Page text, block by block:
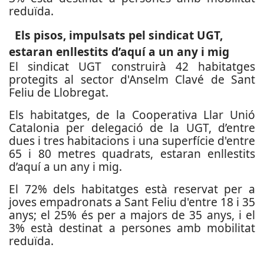
reduïda.
Els pisos, impulsats pel sindicat UGT,
estaran enllestits d’aquí a un any i mig
El sindicat UGT construirà 42 habitatges
protegits al sector d'Anselm Clavé de Sant
Feliu de Llobregat.
Els habitatges, de la Cooperativa Llar Unió
Catalonia per delegació de la UGT, d’entre
dues i tres habitacions i una superfície d'entre
65 i 80 metres quadrats, estaran enllestits
d’aquí a un any i mig.
El 72% dels habitatges està reservat per a
joves empadronats a Sant Feliu d'entre 18 i 35
anys; el 25% és per a majors de 35 anys, i el
3% està destinat a persones amb mobilitat
reduïda.